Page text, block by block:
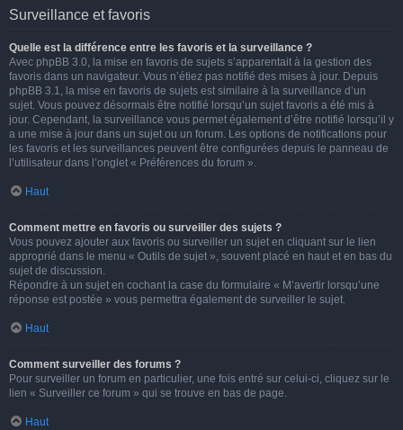
Surveillance et favoris
Quelle est la différence entre les favoris et la surveillance ?
Avec phpBB 3.0, la mise en favoris de sujets s’apparentait à la gestion des
favoris dans un navigateur. Vous n’étiez pas notifié des mises à jour. Depuis
phpBB 3.1, la mise en favoris de sujets est similaire à la surveillance d’un
sujet. Vous pouvez désormais être notifié lorsqu’un sujet favoris a été mis à
jour. Cependant, la surveillance vous permet également d’être notifié lorsqu’il y
a une mise à jour dans un sujet ou un forum. Les options de notifications pour
les favoris et les surveillances peuvent être configurées depuis le panneau de
l’utilisateur dans l’onglet « Préférences du forum ».
Haut
Comment mettre en favoris ou surveiller des sujets ?
Vous pouvez ajouter aux favoris ou surveiller un sujet en cliquant sur le lien
approprié dans le menu « Outils de sujet », souvent placé en haut et en bas du
sujet de discussion.
Répondre à un sujet en cochant la case du formulaire « M’avertir lorsqu’une
réponse est postée » vous permettra également de surveiller le sujet.
Haut
Comment surveiller des forums ?
Pour surveiller un forum en particulier, une fois entré sur celui-ci, cliquez sur le
lien « Surveiller ce forum » qui se trouve en bas de page.
Haut